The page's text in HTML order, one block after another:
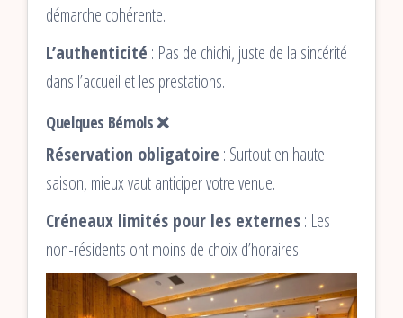
démarche cohérente.
L’authenticité : Pas de chichi, juste de la sincérité
dans l’accueil et les prestations.
Quelques Bémols ❌
Réservation obligatoire : Surtout en haute
saison, mieux vaut anticiper votre venue.
Créneaux limités pour les externes: Les
non-résidents ont moins de choix d’horaires.